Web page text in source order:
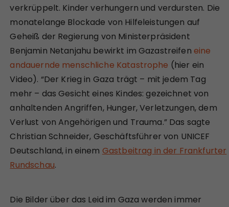
verkrüppelt. Kinder verhungern und verdursten. Die
monatelange Blockade von Hilfeleistungen auf
Geheiß der Regierung von Ministerpräsident
Benjamin Netanjahu bewirkt im Gazastreifen eine
andauernde menschliche Katastrophe (hier ein
Video). “Der Krieg in Gaza trägt – mit jedem Tag
mehr – das Gesicht eines Kindes: gezeichnet von
anhaltenden Angriffen, Hunger, Verletzungen, dem
Verlust von Angehörigen und Trauma.” Das sagte
Christian Schneider, Geschäftsführer von UNICEF
Deutschland, in einem Gastbeitrag in der Frankfurter
Rundschau.
Die Bilder über das Leid im Gaza werden immer